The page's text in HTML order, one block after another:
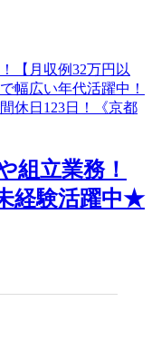
組立業務！
経験活躍中★